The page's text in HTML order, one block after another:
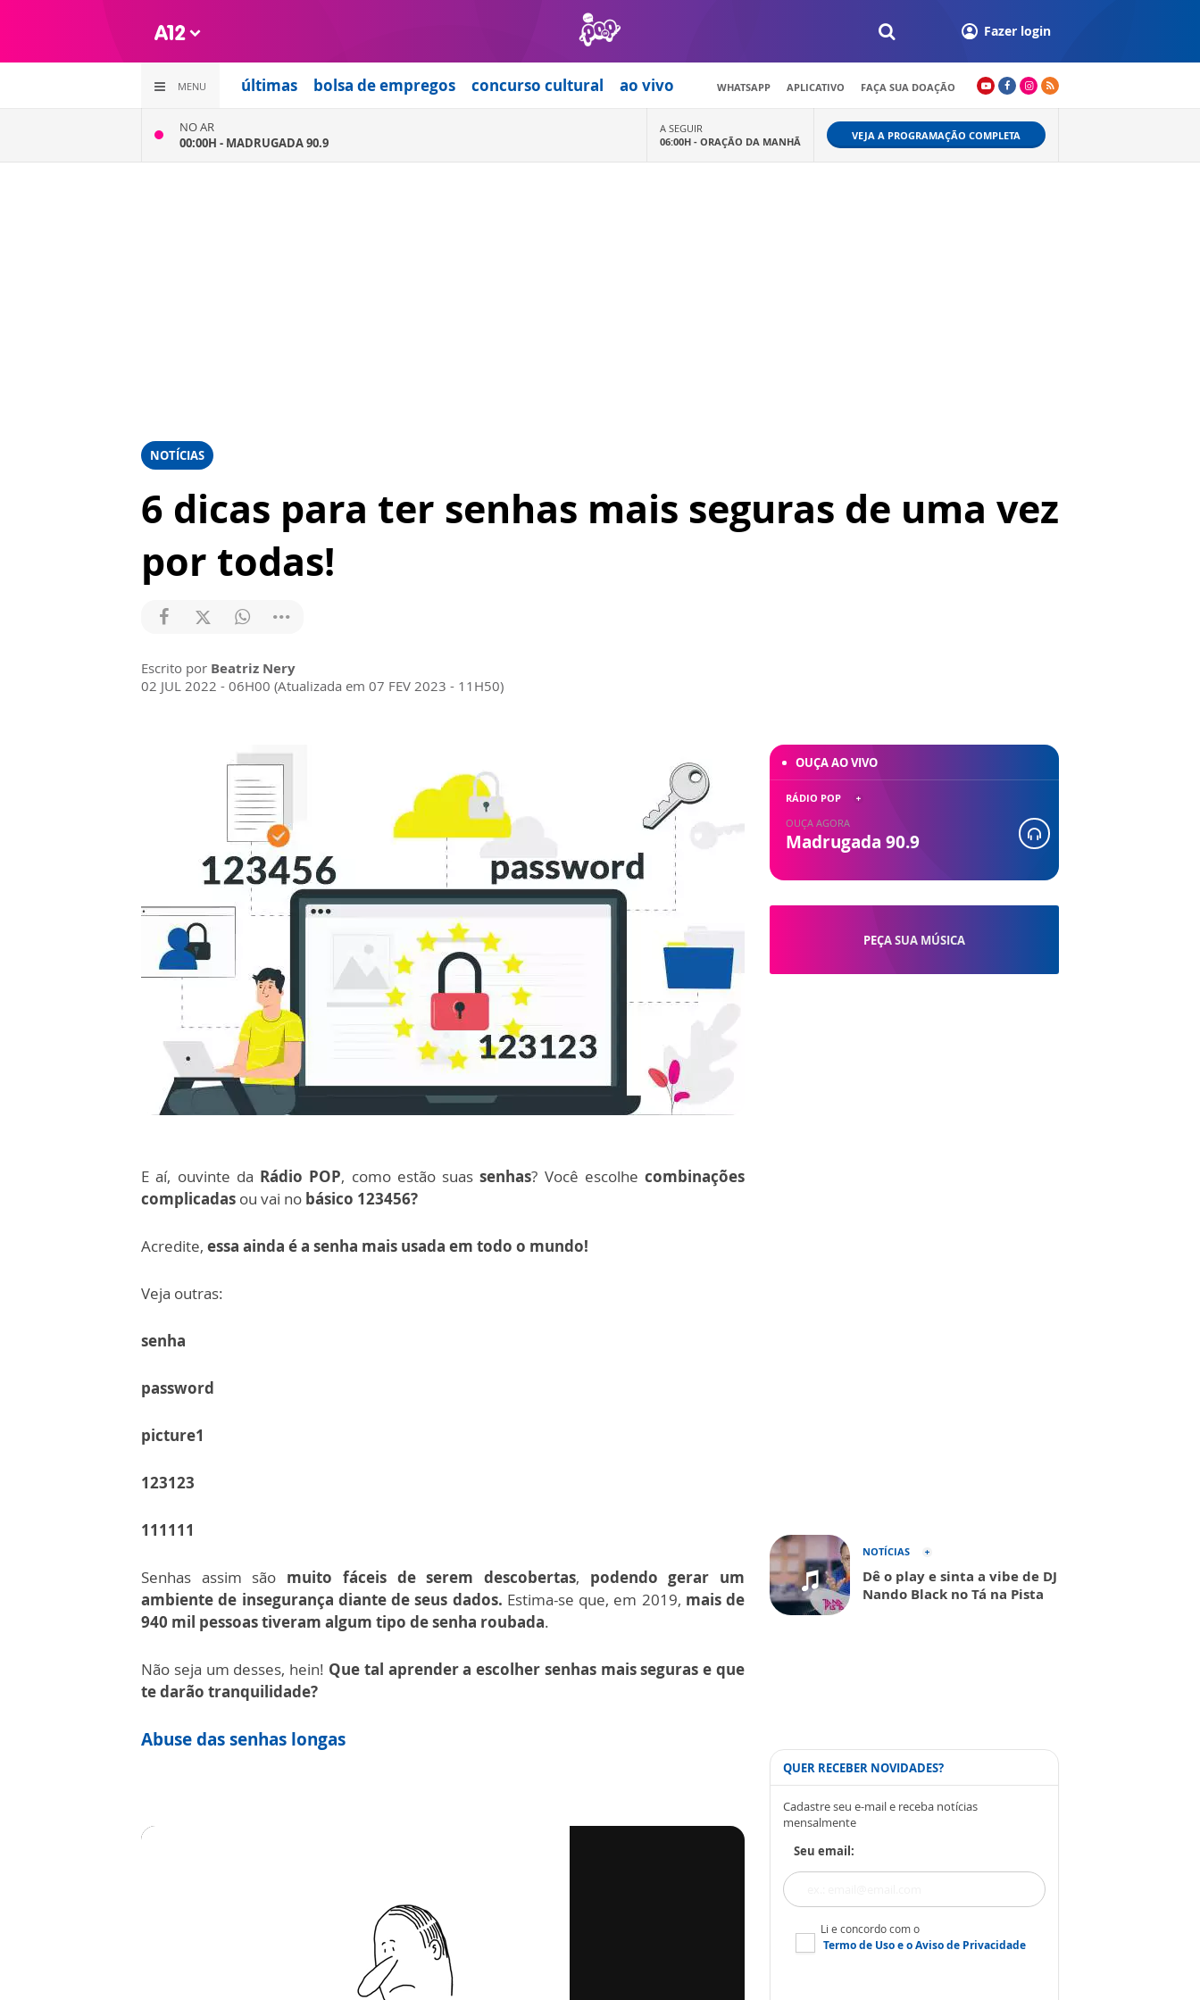
Fazer login
MENU últimas bolsa de empregos concurso cultural ao vivo WHATSAPP APLICATIVO FAÇA SUA DOAÇÃO
NO AR
00:00H - MADRUGADA 90.9
A SEGUIR
06:00H - ORAÇÃO DA MANHÃ VEJA A PROGRAMAÇÃO COMPLETA
NOTÍCIAS
6 dicas para ter senhas mais seguras de uma vez
por todas!
Escrito por Beatriz Nery
02 JUL 2022 - 06H00 (Atualizada em 07 FEV 2023 - 11H50)
E aí, ouvinte da Rádio POP, como estão suassenhas? Você escolhe combinações
complicadas ou vai no básico 123456?
Acredite, essa ainda é a senha mais usada em todo o mundo!
Veja outras:
senha
password
picture1
123123
111111
Senhas assim são muito fáceis de serem descobertas, podendo gerar um
ambiente de insegurança diante de seus dados. Estima-se que, em 2019, mais de
940 mil pessoas tiveram algum tipo de senha roubada.
Não seja um desses, hein! Que tal aprender a escolher senhas mais seguras e que
te darão tranquilidade?
Abuse das senhas longas
PEÇA SUA MÚSICA
OUÇA AO VIVO
RÁDIO POP
OUÇA AGORA
Madrugada 90.9
NOTÍCIAS
Dê o play e sinta a vibe de DJ
Nando Black no Tá na Pista
QUER RECEBER NOVIDADES?
Cadastre seu e-mail e receba notícias
mensalmente
Seu email:
Li e concordo com o
Termo de Usoe oAviso de Privacidade